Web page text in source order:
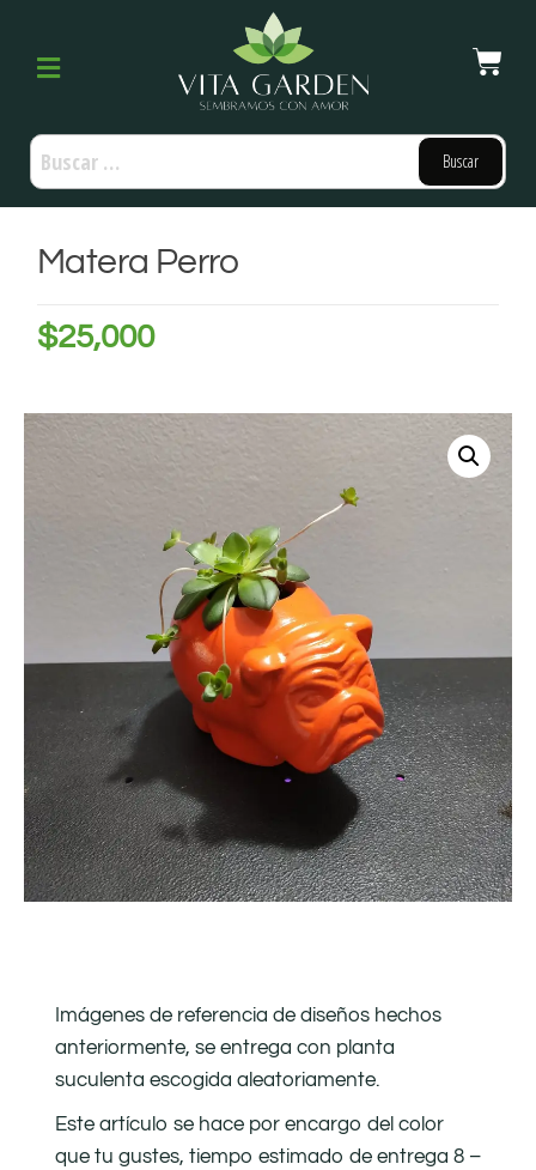
Matera Perro
$25,000
Imágenes de referencia de diseños hechos
anteriormente, se entrega con planta
suculenta escogida aleatoriamente.
Este artículo se hace por encargo del color
que tu gustes, tiempo estimado de entrega 8 –